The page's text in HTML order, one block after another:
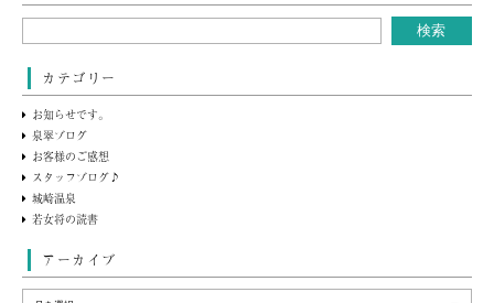
カテゴリー
お知らせです。
泉翠ブログ
お客様のご感想
スタッフブログ♪
城崎温泉
若女将の読書
アーカイブ